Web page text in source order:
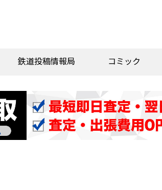
鉄道投稿情報局 コミック